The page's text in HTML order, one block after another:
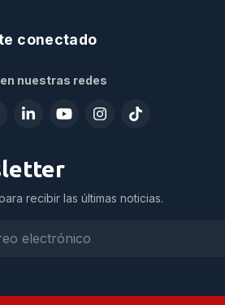
conectado
nuestras redes
recibir las últimas noticias.